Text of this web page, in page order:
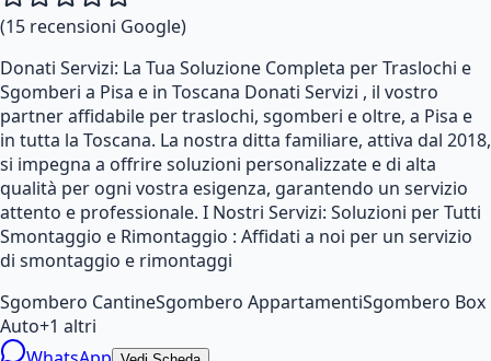
(15 recensioni Google)
Donati Servizi: La Tua Soluzione Completa per Traslochi e
Sgomberi a Pisa e in Toscana Donati Servizi , il vostro
partner affidabile per traslochi, sgomberi e oltre, a Pisa e
in tutta la Toscana. La nostra ditta familiare, attiva dal 2018,
si impegna a offrire soluzioni personalizzate e di alta
qualità per ogni vostra esigenza, garantendo un servizio
attento e professionale. I Nostri Servizi: Soluzioni per Tutti
Smontaggio e Rimontaggio : Affidati a noi per un servizio
di smontaggio e rimontaggi
Sgombero CantineSgombero AppartamentiSgombero Box
Auto+1 altri